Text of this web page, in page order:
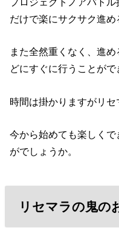
だけで楽にサクサク進め
また全然重くなく、進
どにすぐに行うことがで
時間は掛かりますがリセ
今から始めても楽しく
がでしょうか。
リセマラの鬼の